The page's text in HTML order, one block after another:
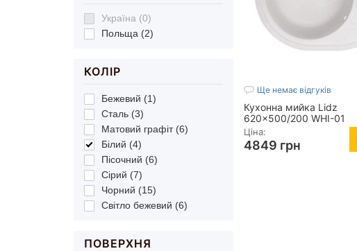
Україна (0)
Польща (2)
КОЛІР
Бежевий (1)
Сталь (3)
Матовий графіт (6)
Білий (4)
Пісочний (6)
Сірий (7)
Чорний (15)
Світло бежевий (6)
ПОВЕРХНЯ
Ще немає відгуків
Кухонна мийка Lidz
620x500/200 WHI-01
(LIDZWHI01615500200)
Ціна:
4849 грн